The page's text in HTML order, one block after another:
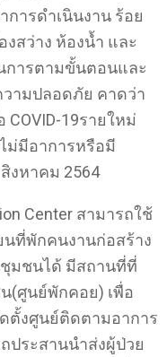
ารดำเนินงาน ร้อย
สว่าง ห้องน้ำ และ
การตามขั้นตอนและ
ามปลอดภัย คาดว่า
19รายใหม่
ม่มีอาการหรือมี
งหาคม 2564
Center สามารถใช้
นที่พักคนงานก่อสร้าง
มชนได้ มีสถานที่ที่
(ศูนย์พักคอย) เพื่อ
ตั้งศูนย์ติดตามอาการ
ประสานนำส่งผู้ป่วย